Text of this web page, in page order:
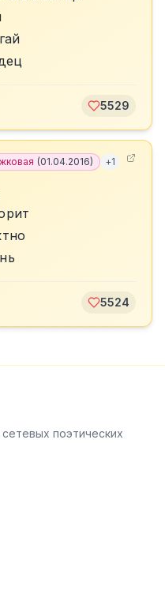
5529
(01.04.2016) +1
5524
поэтических